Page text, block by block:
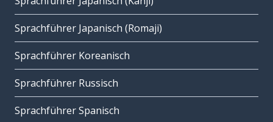
Sprachführer Japanisch (Romaji)
Sprachführer Koreanisch
Sprachführer Russisch
Sprachführer Spanisch